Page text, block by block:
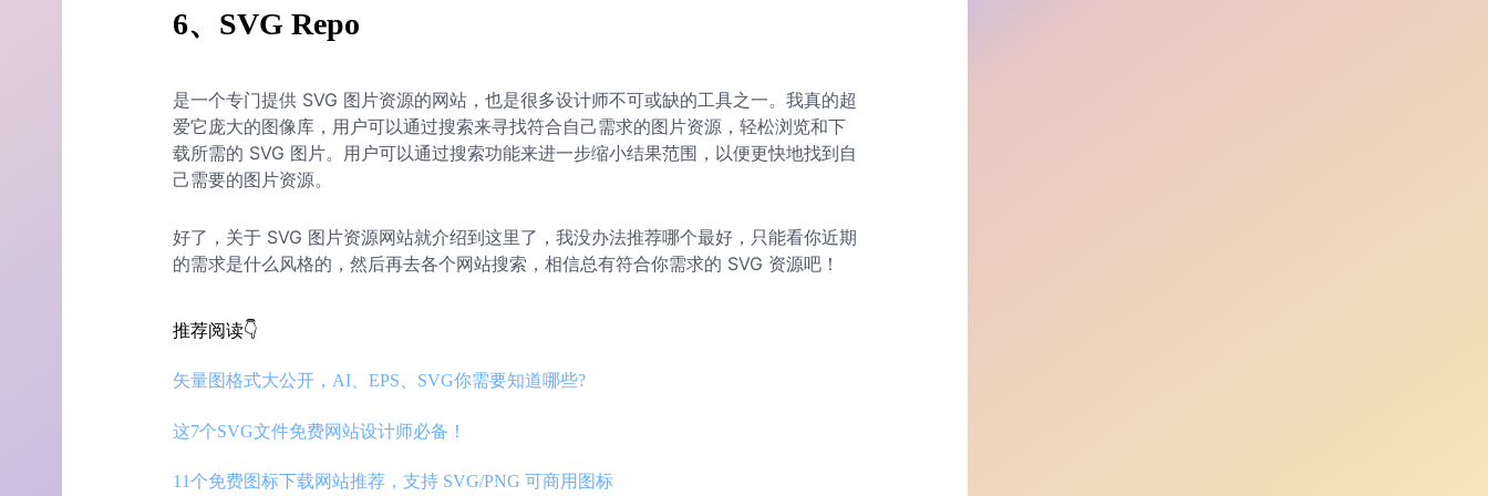
6、SVG Repo
是一个专门提供 SVG 图片资源的网站，也是很多设计师不可或缺的工具之一。我真的超
爱它庞大的图像库，用户可以通过搜索来寻找符合自己需求的图片资源，轻松浏览和下
载所需的 SVG 图片。用户可以通过搜索功能来进一步缩小结果范围，以便更快地找到自
己需要的图片资源。
好了，关于 SVG 图片资源网站就介绍到这里了，我没办法推荐哪个最好，只能看你近期
的需求是什么风格的，然后再去各个网站搜索，相信总有符合你需求的 SVG 资源吧！
推荐阅读👇
矢量图格式大公开，AI、EPS、SVG你需要知道哪些?
这7个SVG文件免费网站设计师必备！
11个免费图标下载网站推荐，支持 SVG/PNG 可商用图标